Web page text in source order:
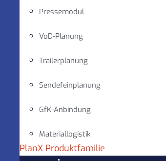
Pressemodul
VoD-Planung
Trailerplanung
Sendefeinplanung
GfK-Anbindung
Materiallogistik
PlanX Produktfamilie